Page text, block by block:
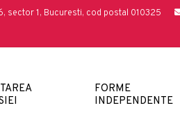
sector 1, Bucuresti, cod postal 010325
FORME
INDEPENDENTE